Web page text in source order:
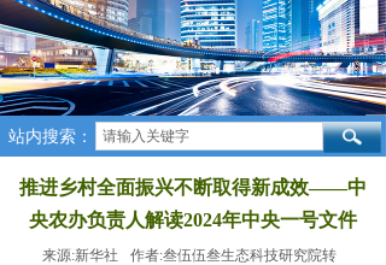
站内搜索：
推进乡村全面振兴不断取得新成效——中
央农办负责人解读2024年中央一号文件
来源:新华社 作者:叁伍伍叁生态科技研究院转